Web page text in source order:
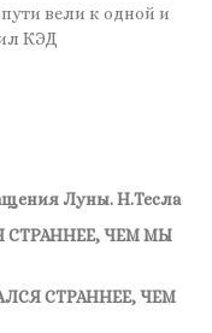
вели к одной и
КЭД
Луны. Н.Тесла
СТРАННЕЕ, ЧЕМ МЫ
СТРАННЕЕ, ЧЕМ